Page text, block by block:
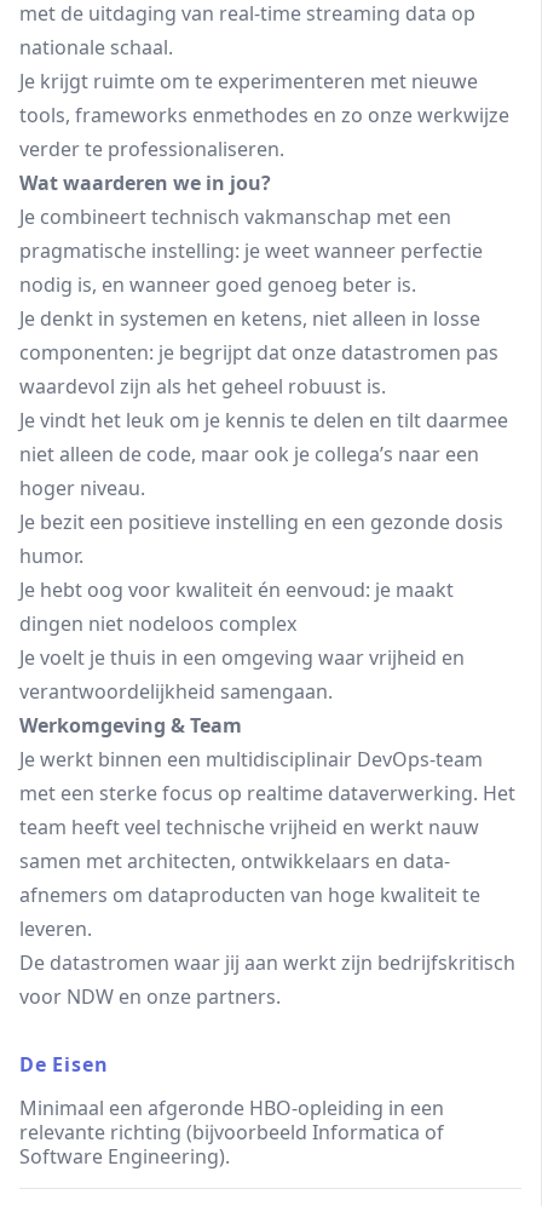
met de uitdaging van real-time streaming data op
nationale schaal.
Je krijgt ruimte om te experimenteren met nieuwe
tools, frameworks enmethodes en zo onze werkwijze
verder te professionaliseren.
Wat waarderen we in jou?
Je combineert technisch vakmanschap met een
pragmatische instelling: je weet wanneer perfectie
nodig is, en wanneer goed genoeg beter is.
Je denkt in systemen en ketens, niet alleen in losse
componenten: je begrijpt dat onze datastromen pas
waardevol zijn als het geheel robuust is.
Je vindt het leuk om je kennis te delen en tilt daarmee
niet alleen de code, maar ook je collega’s naar een
hoger niveau.
Je bezit een positieve instelling en een gezonde dosis
humor.
Je hebt oog voor kwaliteit én eenvoud: je maakt
dingen niet nodeloos complex
Je voelt je thuis in een omgeving waar vrijheid en
verantwoordelijkheid samengaan.
Werkomgeving & Team
Je werkt binnen een multidisciplinair DevOps-team
met een sterke focus op realtime dataverwerking. Het
team heeft veel technische vrijheid en werkt nauw
samen met architecten, ontwikkelaars en data-
afnemers om dataproducten van hoge kwaliteit te
leveren.
De datastromen waar jij aan werkt zijn bedrijfskritisch
voor NDW en onze partners.
De Eisen
Minimaal een afgeronde HBO-opleiding in een
relevante richting (bijvoorbeeld Informatica of
Software Engineering).